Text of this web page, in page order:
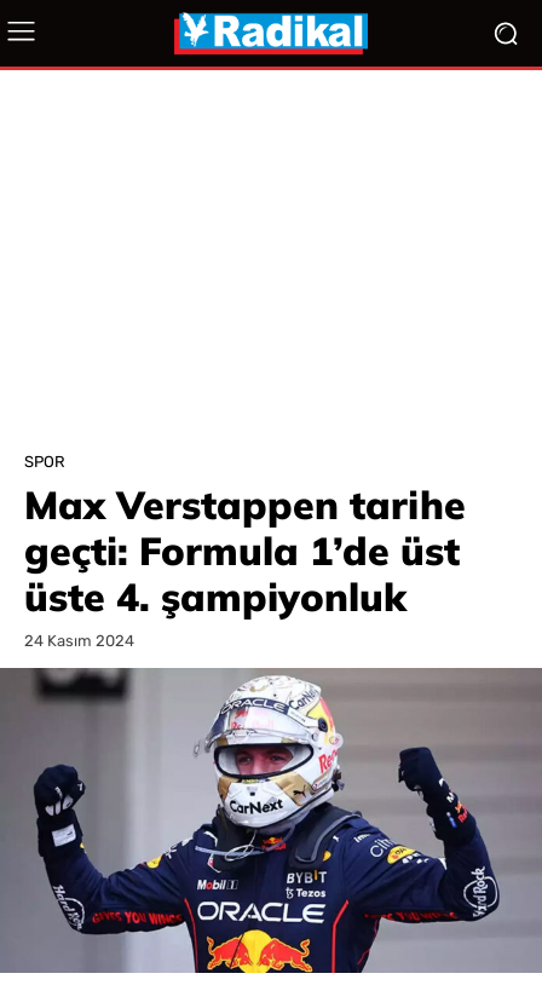
SPOR
Max Verstappen tarihe
geçti: Formula 1’de üst
üste 4. şampiyonluk
24 Kasım 2024